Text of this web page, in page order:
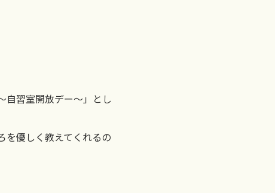
自習室開放デー～」とし
を優しく教えてくれるの